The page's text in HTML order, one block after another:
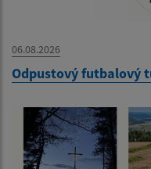
06.08.2026
Odpustový futbalový